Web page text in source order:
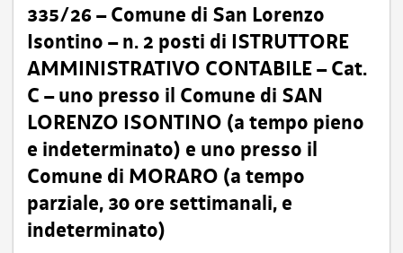
335/26 – Comune di San Lorenzo
Isontino – n. 2 posti di ISTRUTTORE
AMMINISTRATIVO CONTABILE – Cat.
C – uno presso il Comune di SAN
LORENZO ISONTINO (a tempo pieno
e indeterminato) e uno presso il
Comune di MORARO (a tempo
parziale, 30 ore settimanali, e
indeterminato)